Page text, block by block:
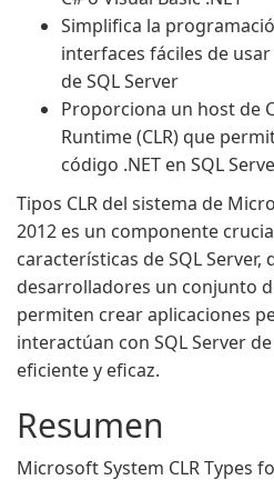
Simplifica la
interfaces fáciles de
de SQL Server
Proporciona un host de
Runtime (CLR) que
código .NET en SQL
Tipos CLR del sistema de
2012 es un componente
características de SQL
desarrolladores un conjunto
permiten crear aplicaciones
interactúan con SQL Server
eficiente y eficaz.
Resumen
Microsoft System CLR Types